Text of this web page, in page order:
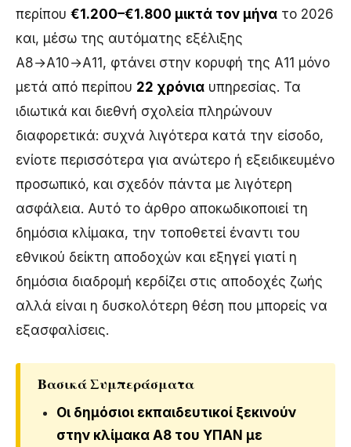
περίπου €1.200–€1.800 μικτά τον μήνα το 2026
και, μέσω της αυτόματης εξέλιξης
Α8→Α10→Α11, φτάνει στην κορυφή της Α11 μόνο
μετά από περίπου 22 χρόνια υπηρεσίας. Τα
ιδιωτικά και διεθνή σχολεία πληρώνουν
διαφορετικά: συχνά λιγότερα κατά την είσοδο,
ενίοτε περισσότερα για ανώτερο ή εξειδικευμένο
προσωπικό, και σχεδόν πάντα με λιγότερη
ασφάλεια. Αυτό το άρθρο αποκωδικοποιεί τη
δημόσια κλίμακα, την τοποθετεί έναντι του
εθνικού δείκτη αποδοχών και εξηγεί γιατί η
δημόσια διαδρομή κερδίζει στις αποδοχές ζωής
αλλά είναι η δυσκολότερη θέση που μπορείς να
εξασφαλίσεις.
Βασικά Συμπεράσματα
Οι δημόσιοι εκπαιδευτικοί ξεκινούν
στην κλίμακα Α8 του ΥΠΑΝ με